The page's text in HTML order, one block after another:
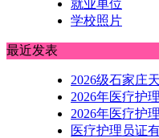
就业单位
学校照片
最近发表
2026级石家庄
2026年医疗护
2026年医疗护
医疗护理员证